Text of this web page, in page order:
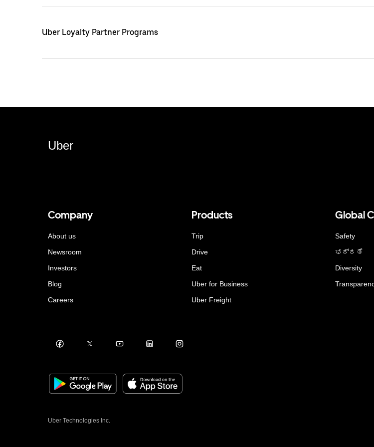
Uber Loyalty Partner Programs
Uber
Company
About us
Newsroom
Investors
Blog
Careers
Products
Trip
Drive
Eat
Uber for Business
Uber Freight
Global
Safety
ಭದ್ರತೆ
Diversity
Uber Technologies Inc.